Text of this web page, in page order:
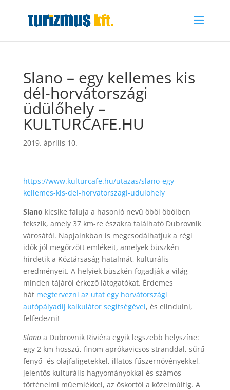
Slano – egy kellemes kis
dél-horvátországi
üdülőhely –
KULTURCAFE.HU
2019. április 10.
https://www.kulturcafe.hu/utazas/slano-egy-
kellemes-kis-del-horvatorszagi-udulohely
Slano kicsike faluja a hasonló nevű öböl öbölben
fekszik, amely 37 km-re északra található Dubrovnik
városától. Napjainkban is megcsodálhatjuk a régi
idők jól megőrzött emlékeit, amelyek büszkén
hirdetik a Köztársaság hatalmát, kulturális
eredményeit. A helyiek büszkén fogadják a világ
minden tájáról érkező látogatókat. Érdemes
hát megtervezni az utat egy horvátországi
autópályadíj kalkulátor segítségével, és elindulni,
felfedezni!
Slanoa Dubrovnik Riviéra egyik legszebb helyszíne:
egy 2 km hosszú, finom aprókavicsos stranddal, sűrű
fenyő- és olajfaligetekkel, illatos fűszernövényekkel,
jelentős kulturális hagyományokkal és számos
történelmi műemlékkel, az őskortól a közelmúltig. A